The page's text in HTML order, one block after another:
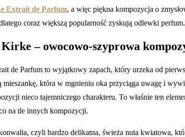
Extrait de Parfum, a więc piękna kompozycja o
coraz większą popularność zyskują odlewki perfum.
– owocowo-szyprowa
de Parfum to wyjątkowy zapach, który urzeka od
mieszankę, która w mgnieniu oka przyciąga uwagę i
nieco tajemniczego charakteru. To właśnie ten
na tle innych kompozycji.
czyli bardzo delikatna, świeża nuta kwiatowa,